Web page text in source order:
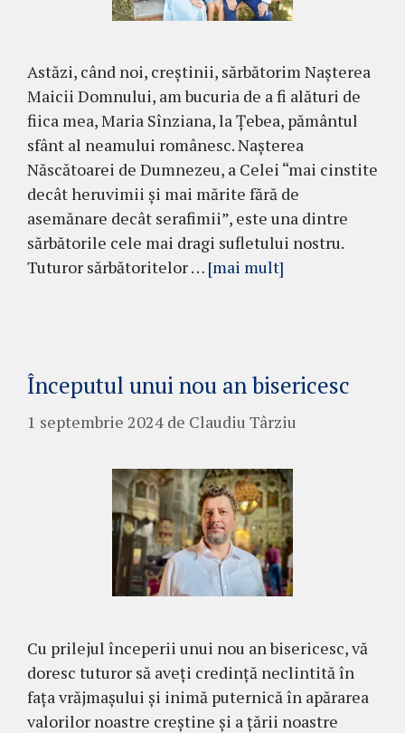
Astăzi, când noi, creștinii, sărbătorim Nașterea
Maicii Domnului, am bucuria de a fi alături de
fiica mea, Maria Sînziana, la Țebea, pământul
sfânt al neamului românesc. Nașterea
Născătoarei de Dumnezeu, a Celei “mai cinstite
decât heruvimii și mai mărite fără de
asemănare decât serafimii”, este una dintre
sărbătorile cele mai dragi sufletului nostru.
Tuturor sărbătoritelor … [mai mult]
Începutul unui nou an bisericesc
1 septembrie 2024 de Claudiu Târziu
Cu prilejul începerii unui nou an bisericesc, vă
doresc tuturor să aveți credință neclintită în
fața vrăjmașului și inimă puternică în apărarea
valorilor noastre creștine și a țării noastre